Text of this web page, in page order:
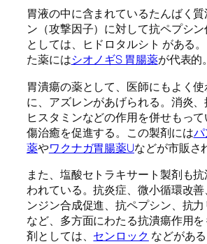
胃液の中に含まれているたんばく
ン（攻撃因子）に対して抗ペプシ
としては、ヒドロタルシト がある
た薬にはシオノギS 胃腸薬が代表的。
胃潰瘍の薬として、医師にもよく
に、アズレンがあげられる。消炎
ヒスタミンなどの作用を併せもっ
傷治癒を促進する。この製剤には
薬やワクナガ胃腸薬Uなどが市販さ
また、塩酸セトラキサート製剤も
われている。抗炎症、微小循環改
ンジン合成促進、抗ペプシン、抗
など、多方面にわたる抗潰瘍作用
剤としては、 センロック などがある